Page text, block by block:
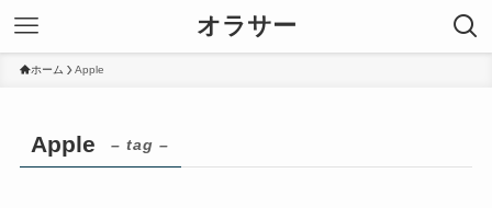
オラサー
ホーム Apple
Apple – tag –